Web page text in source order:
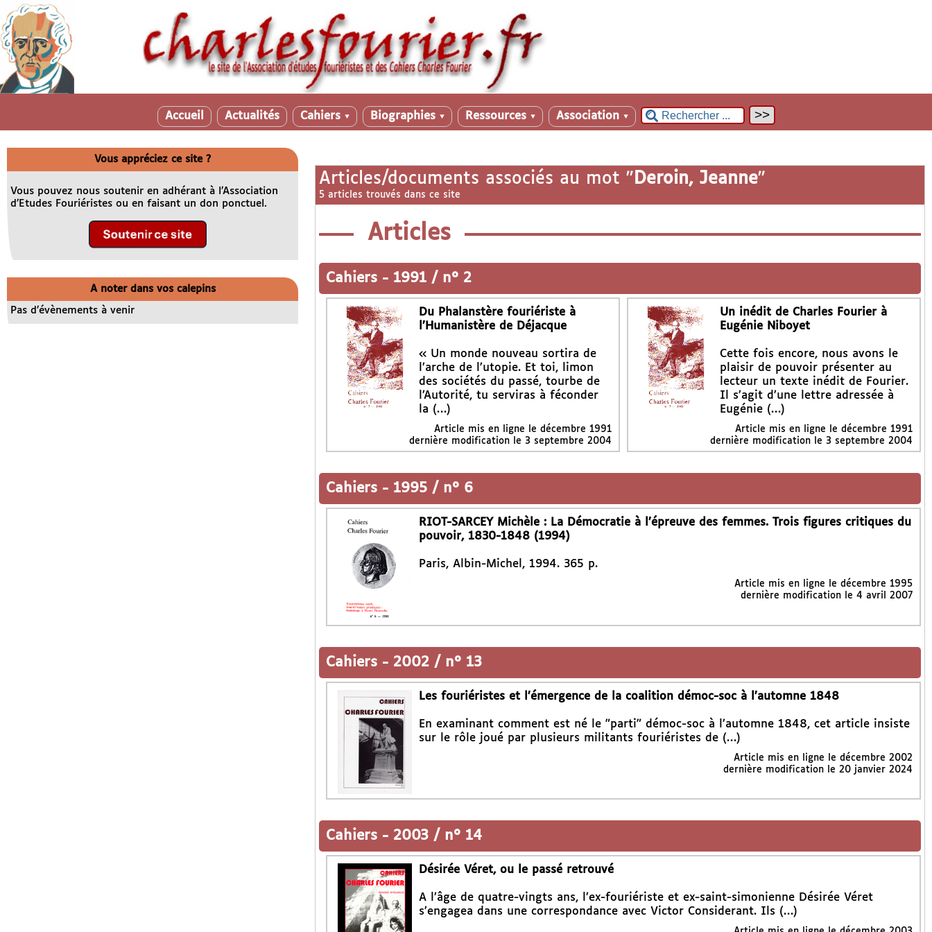
Accueil Actualités Cahiers ▼ Biographies ▼ Ressources ▼ Association ▼
Articles/documents associés au mot " Deroin, Jeanne"
5 articles trouvés dans ce site
Articles
Cahiers - 1991 / n° 2
Du Phalanstère fouriériste à
l’Humanistère de Déjacque
« Un monde nouveau sortira de
l’arche de l’utopie. Et toi, limon
des sociétés du passé, tourbe de
l’Autorité, tu serviras à féconder
la (…)
Article mis en ligne le décembre 1991
dernière modification le 3 septembre 2004
Un inédit de Charles Fourier à
Eugénie Niboyet
Cette fois encore, nous avons le
plaisir de pouvoir présenter au
lecteur un texte inédit de Fourier.
Il s’agit d’une lettre adressée à
Eugénie (…)
Article mis en ligne ledécembre 1991
dernière modification le 3 septembre 2004
Cahiers - 1995 / n° 6
RIOT-SARCEY Michèle : La Démocratie à l’épreuve des femmes. Trois figures critiques du
pouvoir, 1830-1848 (1994)
Paris, Albin-Michel, 1994. 365 p.
Article mis en ligne le décembre 1995
dernière modification le 4 avril 2007
Cahiers - 2002 / n° 13
Les fouriéristes et l’émergence de la coalition démoc-soc à l’automne 1848
En examinant comment est né le "parti" démoc-soc à l’automne 1848, cet article insiste
sur le rôle joué par plusieurs militants fouriéristes de (…)
Article mis en ligne le décembre 2002
dernière modification le 20 janvier 2024
Cahiers - 2003 / n° 14
Désirée Véret, ou le passé retrouvé
A l’âge de quatre-vingts ans, l’ex-fouriériste et ex-saint-simonienne Désirée Véret
s’engagea dans une correspondance avec Victor Considerant. Ils (…)
Vous appréciez ce site ?
Vous pouvez nous soutenir en adhérant à l’Association
d’Etudes Fouriéristes ou en faisant un don ponctuel.
A noter dans vos calepins
Pas d’évènements à venir